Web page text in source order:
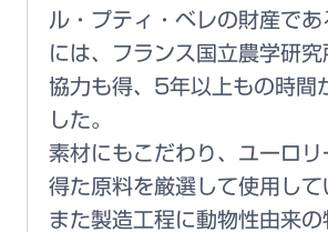
ル・プティ・ベレの財産で
には、フランス国立農学研究
協力も得、5年以上もの時間
した。
素材にもこだわり、ユーロリ
得た原料を厳選して使用して
また製造工程に動物性由来の